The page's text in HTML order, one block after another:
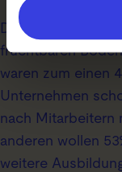
Das Angebot für
fruchtbaren
waren zum einen
Unternehmen
nach Mitarbeitern
anderen wollen
weitere